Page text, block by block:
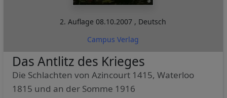
2. Auflage08.10.2007 , Deutsch
Campus Verlag
Das Antlitz des Krieges
Die Schlachten von Azincourt 1415, Waterloo
1815 und an der Somme 1916